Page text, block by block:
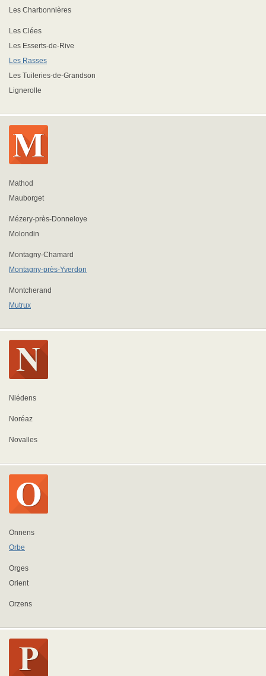
Les Charbonnières
Les Clées
Les Esserts-de-Rive
Les Rasses
Les Tuileries-de-Grandson
Lignerolle
Mathod
Mauborget
Mézery-près-Donneloye
Molondin
Montagny-Chamard
Montagny-près-Yverdon
Montcherand
Mutrux
Niédens
Noréaz
Novalles
Onnens
Orbe
Orges
Orient
Orzens